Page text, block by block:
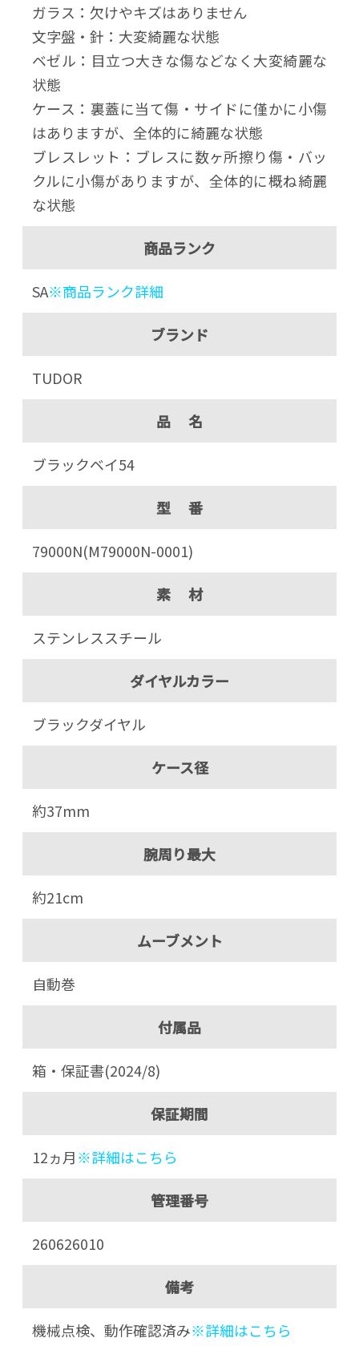
ガラス：欠けやキズはありません
文字盤・針：大変綺麗な状態
ベゼル：目立つ大きな傷などなく大変綺麗な
状態
ケース：裏蓋に当て傷・サイドに僅かに小傷
はありますが、全体的に綺麗な状態
ブレスレット：ブレスに数ヶ所擦り傷・バッ
クルに小傷がありますが、全体的に概ね綺麗
な状態
商品ランク
SA※商品ランク詳細
ブランド
TUDOR
品 名
ブラックベイ54
型 番
79000N(M79000N-0001)
素 材
ステンレススチール
ダイヤルカラー
ブラックダイヤル
ケース径
約37mm
腕周り最大
約21cm
ムーブメント
自動巻
付属品
箱・保証書(2024/8)
保証期間
12ヵ月※詳細はこちら
管理番号
260626010
備考
機械点検、動作確認済み※詳細はこちら